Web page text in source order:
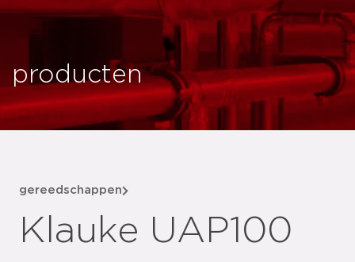
producten
gereedschappen
Klauke UAP100